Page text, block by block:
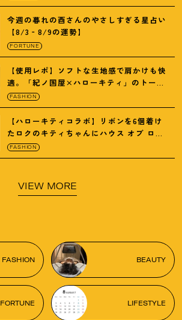
今週の暮れの酉さんのやさしすぎる星占い
【8/3‐8/9の運勢】
FORTUNE
【使用レポ】ソフトな生地感で肩かけも快
適。「紀ノ国屋×ハローキティ」のトート
がガシガシ使えて最高です
FASHION
【ハローキティコラボ】リボンを6個着け
たロクのキティちゃんにハウス オブ ロー
ゼの限定パケも
FASHION
VIEW MORE
FASHION BEAUTY
FORTUNE LIFESTYLE